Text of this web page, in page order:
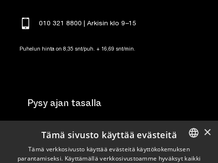
010 321 8800 | Arkisin klo 9–15
Puhelun hinta on 8,35 snt/puh. + 16,69 snt/min.
Pysy ajan tasalla
Tilaa uutiskirje
Seuraa meitä ENGLISH
×
Tämä sivusto käyttää evästeitä
Tämä verkkosivusto käyttää evästeitä käyttökokemuksen
parantamiseksi. Käyttämällä verkkosivustoamme hyväksyt kaikki